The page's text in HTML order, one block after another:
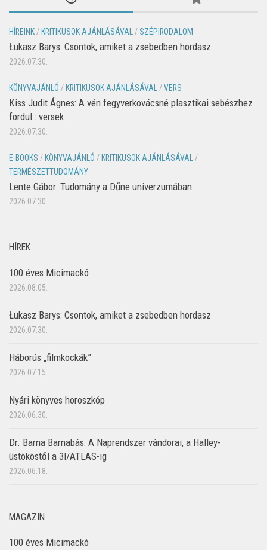
HÍREINK/ KRITIKUSOK AJÁNLÁSÁVAL/ SZÉPIRODALOM
Łukasz Barys: Csontok, amiket a zsebedben hordasz
2026.07.30.
KÖNYVAJÁNLÓ / KRITIKUSOK AJÁNLÁSÁVAL/VERS
Kiss Judit Ágnes: A vén fegyverkovácsné plasztikai sebészhez
fordul : versek
2026.07.30.
E-BOOKS / KÖNYVAJÁNLÓ / KRITIKUSOK AJÁNLÁSÁVAL/
TERMÉSZETTUDOMÁNY
Lente Gábor: Tudomány a Dűne univerzumában
2026.07.30.
HÍREK
100 éves Micimackó
2026.08.05.
Łukasz Barys: Csontok, amiket a zsebedben hordasz
2026.07.30.
Háborús „filmkockák”
2026.07.15.
Nyári könyves horoszkóp
2026.06.30.
Dr. Barna Barnabás: A Naprendszer vándorai, a Halley-
üstököstől a 3I/ATLAS-ig
2026.06.18.
MAGAZIN
100 éves Micimackó